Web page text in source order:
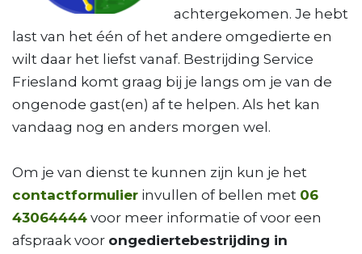
achtergekomen. Je hebt
last van het één of het andere omgedierte en
wilt daar het liefst vanaf. Bestrijding Service
Friesland komt graag bij je langs om je van de
ongenode gast(en) af te helpen. Als het kan
vandaag nog en anders morgen wel.
Om je van dienst te kunnen zijn kun je het
contactformulier invullen of bellen met 06
43064444 voor meer informatie of voor een
afspraak voor ongediertebestrijding in